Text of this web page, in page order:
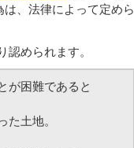
、法律によって定めら
認められます。
が困難であると
土地。